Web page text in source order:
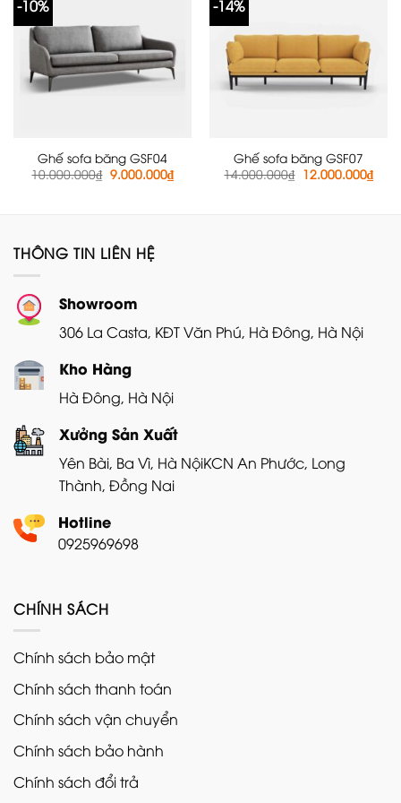
-10%
Ghế sofa băng GSF04
10.000.000₫ Giá
gốc
9.000.000₫Giá
hiện
-14%
Ghế sofa băng GSF07
14.000.000₫ Giá
gốc
12.000.000₫Giá
hiện
THÔNG TIN LIÊN HỆ
Showroom
306 La Casta, KĐT Văn Phú, Hà Đông, Hà Nội
Kho Hàng
Hà Đông, Hà Nội
Xưởng Sản Xuất
Yên Bài, Ba Vì, Hà NộiKCN An Phước, Long
Thành, Đồng Nai
Hotline
0925969698
CHÍNH SÁCH
Chính sách bảo mật
Chính sách thanh toán
Chính sách vận chuyển
Chính sách bảo hành
Chính sách đổi trả